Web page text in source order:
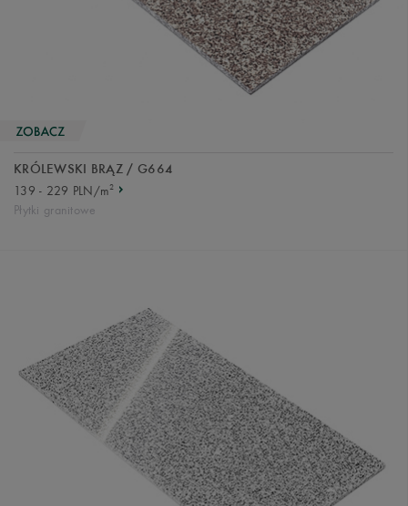
KRÓLEWSKI BRĄZ / G664
139 - 229 PLN/m2
Płytki granitowe